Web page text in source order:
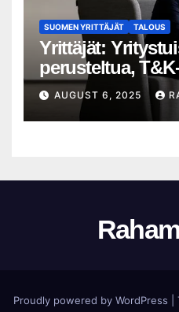
SUOMEN YRITTÄJÄT TALOUS
Yrittäjät:
perusteltua,
lyhytnäköistä
AUGUST 6, 2025
Proudly powered by WordPress